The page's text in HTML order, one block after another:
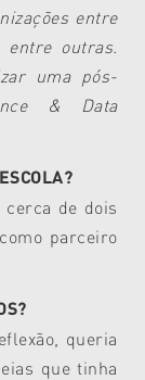
entre
outras.
uma pós-
& Data
de dois
parceiro
queria
que tinha